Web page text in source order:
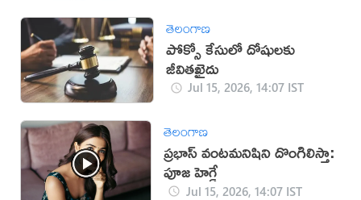
తెలంగాణ
పోక్సో కేసులో దోషులకు
జీవితఖైదు
Jul 15, 2026, 14:07 IST
తెలంగాణ
ప్రభాస్ వంటమనిషిని దొంగిలిస్తా:
పూజ హెగ్డే
Jul 15, 2026, 14:07 IST